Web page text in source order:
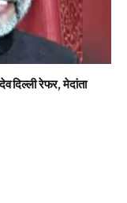
दिल्ली रेफर, मेदांता